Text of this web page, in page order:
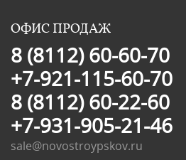
ОФИС ПРОДАЖ
8 (8112) 60-60-70
+7-921-115-60-70
8 (8112) 60-22-60
+7-931-905-21-46
sale@novostroypskov.ru